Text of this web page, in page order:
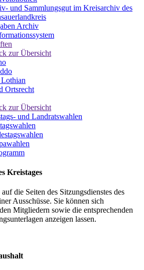
und Sammlungsgut im Kreisarchiv des
Archiv
zur Übersicht
Lothian
Ortsrecht
zur Übersicht
und Landratswahlen
Kreistages
die Seiten des Sitzungsdienstes des
Ausschüsse. Sie können sich
Mitgliedern sowie die entsprechenden
anzeigen lassen.